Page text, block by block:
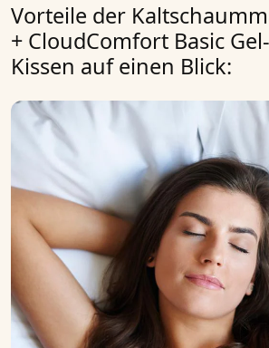
Vorteile der
+ CloudComfort Basic
Kissen auf einen Blick: